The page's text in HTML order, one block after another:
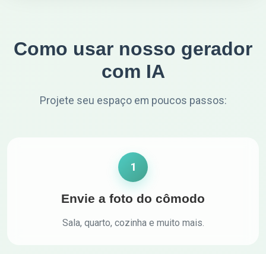
Como usar nosso gerador
com IA
Projete seu espaço em poucos passos:
1
Envie a foto do cômodo
Sala, quarto, cozinha e muito mais.